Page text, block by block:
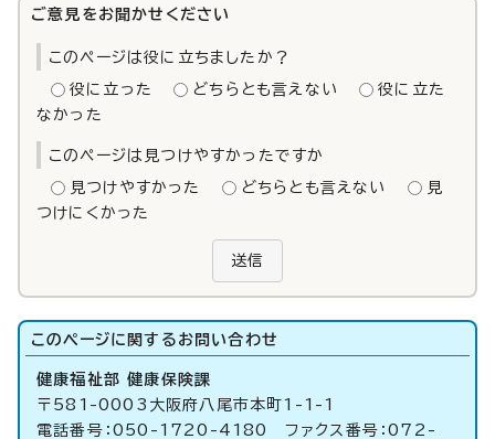
ご意見をお聞かせください
このページは役に立ちましたか？
役に立った どちらとも言えない
役に立た
なかった
このページは見つけやすかったですか
見つけやすかった どちらとも言えない
見
つけにくかった
送信
このページに関する お問い合わせ
健康福祉部 健康保険課
〒581-0003大阪府八尾市本町1-1-1
電話番号：050-1720-4180 ファクス番号：072-